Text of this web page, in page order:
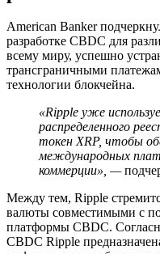
American Banker
разработке CBDC для
всему миру, успешно
трансграничными
технологии блокчейна.
«Ripple уже
распределенного
токен XRP, чтобы
международных
коммерции», —
Между тем, Ripple
валюты совместимыми с
платформы CBDC.
CBDC Ripple